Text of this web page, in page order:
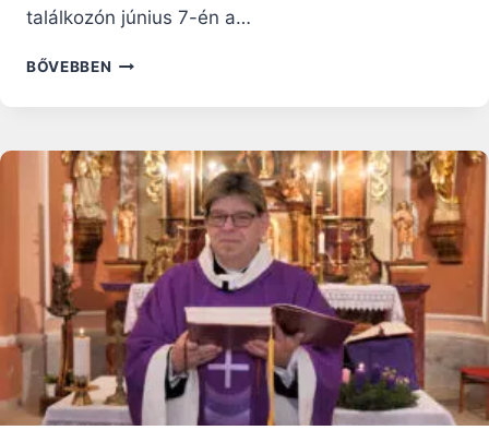
találkozón június 7-én a…
BŐVEBBEN FERENC
A
GYENGESÉG
NEM
MÁS,
MINT
LEHETŐSÉG,
HOGY
TALÁLKOZZUNK
ISTENNEL